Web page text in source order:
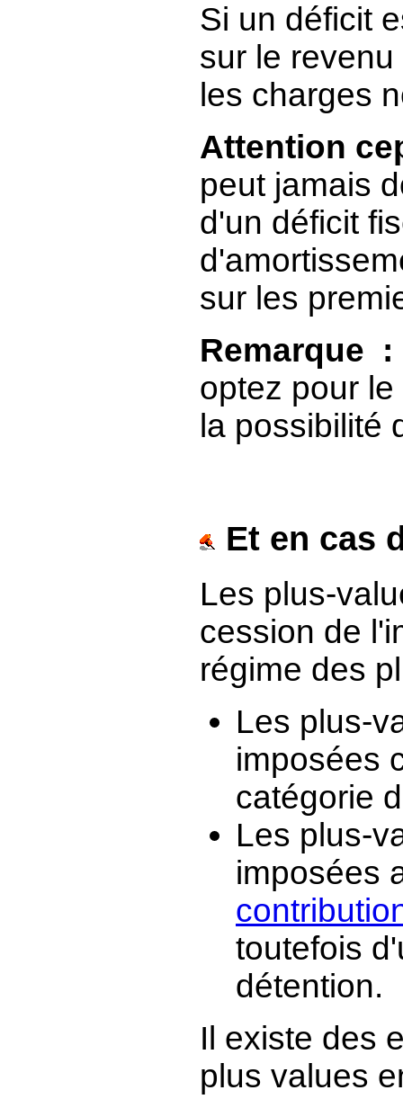
Si un déficit
sur le
les charges
Attention
peut jamais
d'un déficit
sur les
Remarque :
optez pour
la possibilité
Et en cas
Les plus-
cession de
régime des
Les plus-
imposées
catégorie
Les plus-
imposées
toutefois
détention.
Il existe des
plus values